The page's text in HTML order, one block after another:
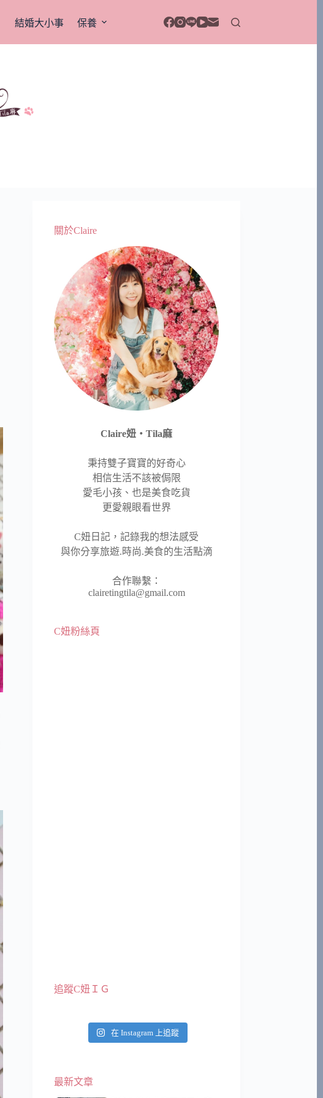
結婚大小事 保養
關於Claire
Claire妞‧Tila麻
秉持雙子寶寶的好奇心
相信生活不該被侷限
愛毛小孩、也是美食吃貨
更愛親眼看世界
C妞日記，記錄我的想法感受
與你分享旅遊.時尚.美食的生活點滴
合作聯繫：
clairetingtila@gmail.com
C妞粉絲頁
追蹤C妞ＩＧ
在 Instagram 上追蹤
最新文章